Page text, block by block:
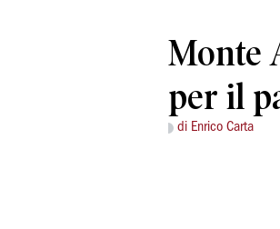
Monte
per il
di Enrico Carta